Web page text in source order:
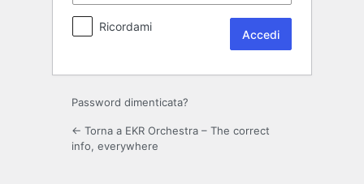
Ricordami
Password dimenticata?
← Torna a EKR Orchestra – The correct
info, everywhere